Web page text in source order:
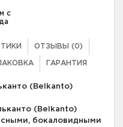
с
ОТЗЫВЫ (0)
ГАРАНТИЯ
(Belkanto)
(Belkanto)
бокаловидными